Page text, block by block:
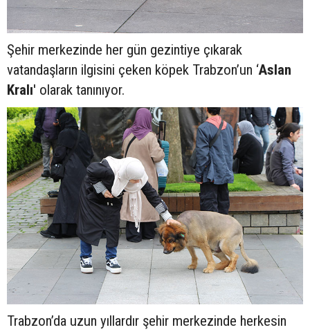
Şehir merkezinde her gün gezintiye çıkarak
vatandaşların ilgisini çeken köpek Trabzon’un ‘Aslan
Kralı' olarak tanınıyor.
Trabzon’da uzun yıllardır şehir merkezinde herkesin